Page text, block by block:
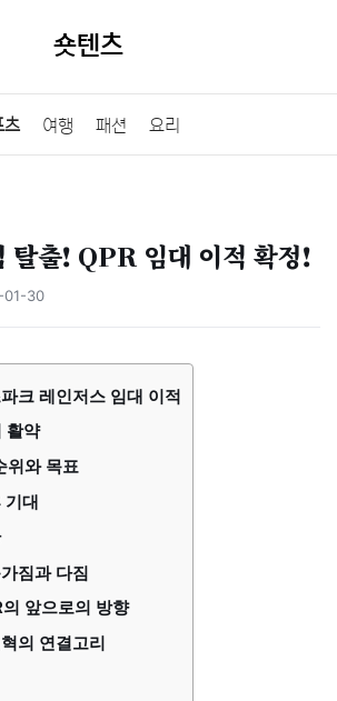
숏텐츠
츠 여행 패션 요리
탈출! QPR 임대 이적 확정!
01-30
크 레인저스 임대 이적
활약
위와 목표
기대
짐과 다짐
앞으로의 방향
의 연결고리